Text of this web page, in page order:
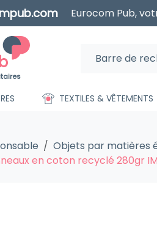
Eurocom Pub,
TEXTILES & VÊTEMENTS
Objets par matières
en coton recyclé 280gr